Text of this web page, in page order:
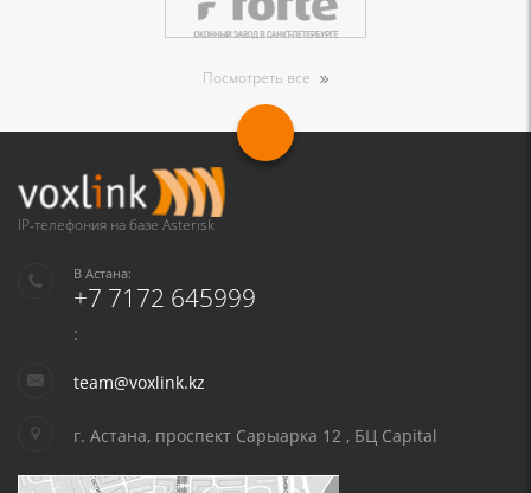
Посмотреть все
IP-телефония на базе Asterisk
В Астана:
+7 7172 645999
:
team@voxlink.kz
г. Астана, проспект Сарыарка 12 , БЦ Capital